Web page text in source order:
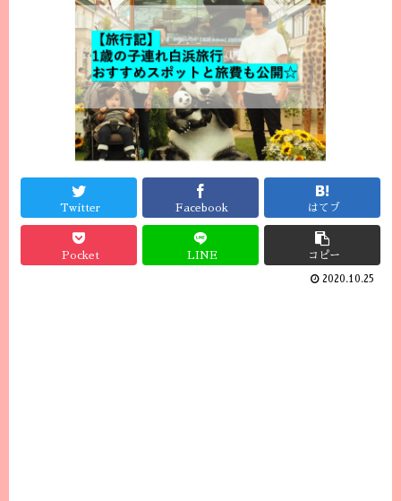
Twitter Facebook はてブ
Pocket LINE コピー
2020.10.25